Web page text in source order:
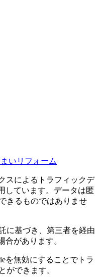
スによるトラフィックデ
しています。データは匿
きるものではありませ
に基づき、第三者を経由
合があります。
を無効にすることでトラ
ができます。